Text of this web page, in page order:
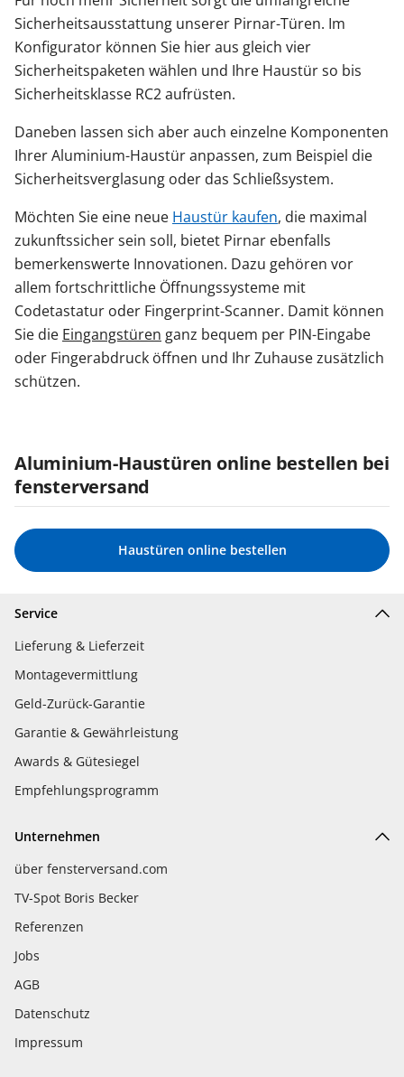
Sicherheitsausstattung unserer Pirnar-Türen. Im
Konfigurator können Sie hier aus gleich vier
Sicherheitspaketen wählen und Ihre Haustür so bis
Sicherheitsklasse RC2 aufrüsten.
Daneben lassen sich aber auch einzelne Komponenten
Ihrer Aluminium-Haustür anpassen, zum Beispiel die
Sicherheitsverglasung oder das Schließsystem.
Möchten Sie eine neue Haustür kaufen, die maximal
zukunftssicher sein soll, bietet Pirnar ebenfalls
bemerkenswerte Innovationen. Dazu gehören vor
allem fortschrittliche Öffnungssysteme mit
Codetastatur oder Fingerprint-Scanner. Damit können
Sie die Eingangstüren ganz bequem per PIN-Eingabe
oder Fingerabdruck öffnen und Ihr Zuhause zusätzlich
schützen.
Aluminium-Haustüren online bestellen bei
fensterversand
Haustüren online bestellen
Service
Lieferung & Lieferzeit
Montagevermittlung
Geld-Zurück-Garantie
Garantie & Gewährleistung
Awards & Gütesiegel
Empfehlungsprogramm
Unternehmen
über fensterversand.com
TV-Spot Boris Becker
Referenzen
Jobs
AGB
Datenschutz
Impressum